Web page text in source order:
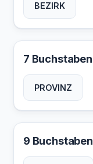
BEZIRK
7 Buchstaben
PROVINZ
9 Buchstaben